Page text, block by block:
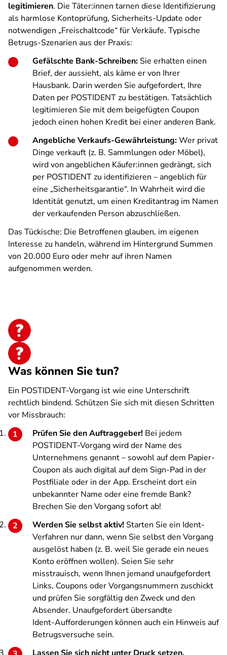
legitimieren. Die Täter:innen tarnen diese Identifizierung
als harmlose Kontoprüfung, Sicherheits-Update oder
notwendigen „Freischaltcode“ für Verkäufe. Typische
Betrugs-Szenarien aus der Praxis:
Gefälschte Bank-Schreiben: Sie erhalten einen
Brief, der aussieht, als käme er von Ihrer
Hausbank. Darin werden Sie aufgefordert, Ihre
Daten per POSTIDENT zu bestätigen. Tatsächlich
legitimieren Sie mit dem beigefügten Coupon
jedoch einen hohen Kredit bei einer anderen Bank.
Angebliche Verkaufs-Gewährleistung:Wer privat
Dinge verkauft (z. B. Sammlungen oder Möbel),
wird von angeblichen Käufer:innen gedrängt, sich
per POSTIDENT zu identifizieren – angeblich für
eine „Sicherheitsgarantie“. In Wahrheit wird die
Identität genutzt, um einen Kreditantrag im Namen
der verkaufenden Person abzuschließen.
Das Tückische: Die Betroffenen glauben, im eigenen
Interesse zu handeln, während im Hintergrund Summen
von 20.000 Euro oder mehr auf ihren Namen
aufgenommen werden.
Was können Sie tun?
Ein POSTIDENT-Vorgang ist wie eine Unterschrift
rechtlich bindend. Schützen Sie sich mit diesen Schritten
vor Missbrauch:
Prüfen Sie den Auftraggeber! Bei jedem
POSTIDENT-Vorgang wird der Name des
Unternehmens genannt – sowohl auf dem Papier-
Coupon als auch digital auf dem Sign-Pad in der
Postfiliale oder in der App. Erscheint dort ein
unbekannter Name oder eine fremde Bank?
Brechen Sie den Vorgang sofort ab!
Werden Sie selbst aktiv! Starten Sie ein Ident-
Verfahren nur dann, wenn Sie selbst den Vorgang
ausgelöst haben (z. B. weil Sie gerade ein neues
Konto eröffnen wollen). Seien Sie sehr
misstrauisch, wenn Ihnen jemand unaufgefordert
Links, Coupons oder Vorgangsnummern zuschickt
und prüfen Sie sorgfältig den Zweck und den
Absender. Unaufgefordert übersandte
Ident‑Aufforderungen können auch ein Hinweis auf
Betrugsversuche sein.